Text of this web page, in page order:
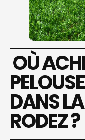
OÙ
DANS
RODEZ ?